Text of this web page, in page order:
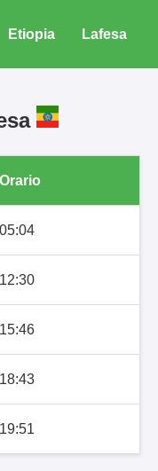
Etiopia Lafesa
Orario
05:04
12:30
15:46
18:43
19:51